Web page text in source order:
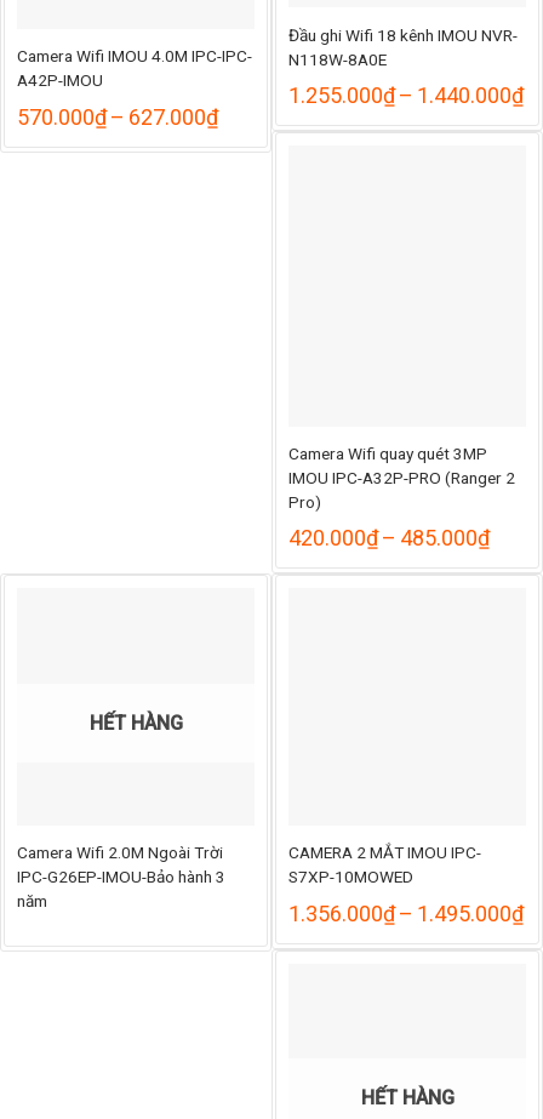
Camera Wifi IMOU 4.0M IPC-IPC-
A42P-IMOU
570.000₫– 627.000₫Khoảng
giá:
từ
Đầu ghi Wifi 18 kênh IMOU NVR-
N118W-8A0E
1.255.000₫– 1.440.000₫
từ
Camera Wifi quay quét 3MP
IMOU IPC-A32P-PRO (Ranger 2
Pro)
420.000₫– 485.000₫
từ
HẾT HÀNG
Camera Wifi 2.0M Ngoài Trời
IPC-G26EP-IMOU-Bảo hành 3
năm
CAMERA 2 MẮT IMOU IPC-
S7XP-10MOWED
1.356.000₫– 1.495.000₫
từ
HẾT HÀNG